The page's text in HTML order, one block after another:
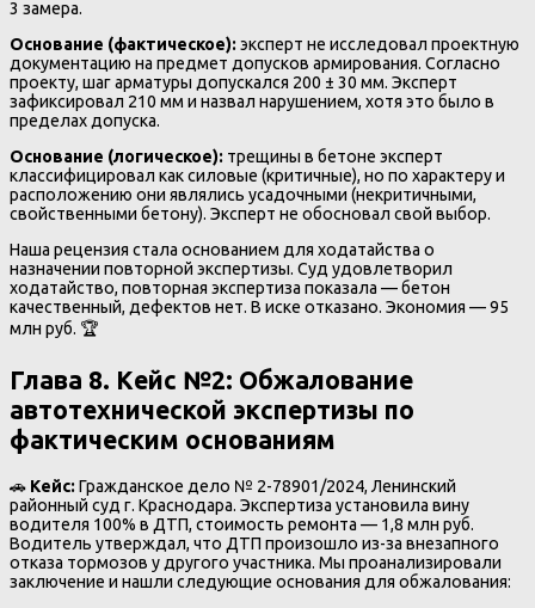
3 замера.
Основание (фактическое):эксперт не исследовал проектную
документацию на предмет допусков армирования. Согласно
проекту, шаг арматуры допускался 200 ± 30 мм. Эксперт
зафиксировал 210 мм и назвал нарушением, хотя это было в
пределах допуска.
Основание (логическое): трещины в бетоне эксперт
классифицировал как силовые (критичные), но по характеру и
расположению они являлись усадочными (некритичными,
свойственными бетону). Эксперт не обосновал свой выбор.
Наша рецензия стала основанием для ходатайства о
назначении повторной экспертизы. Суд удовлетворил
ходатайство, повторная экспертиза показала — бетон
качественный, дефектов нет. В иске отказано. Экономия — 95
млн руб. 🏆
Глава 8. Кейс №2: Обжалование
автотехнической экспертизы по
фактическим основаниям
🚗 Кейс:Гражданское дело № 2-78901/2024, Ленинский
районный суд г. Краснодара. Экспертиза установила вину
водителя 100% в ДТП, стоимость ремонта — 1,8 млн руб.
Водитель утверждал, что ДТП произошло из-за внезапного
отказа тормозов у другого участника. Мы проанализировали
заключение и нашли следующие основания для обжалования: